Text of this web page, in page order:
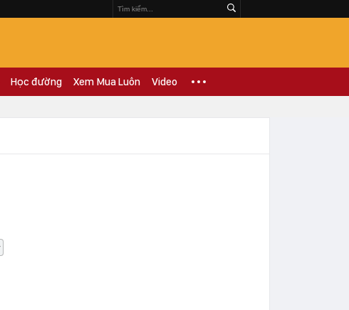
Học đường Xem Mua Luôn Video